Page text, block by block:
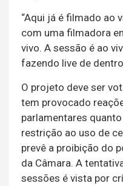
“Aqui já é filmado ao
com uma filmadora
vivo. A sessão é ao
fazendo live de
O projeto deve ser
tem provocado
parlamentares
restrição ao uso de
prevê a proibição do
da Câmara. A
sessões é vista por